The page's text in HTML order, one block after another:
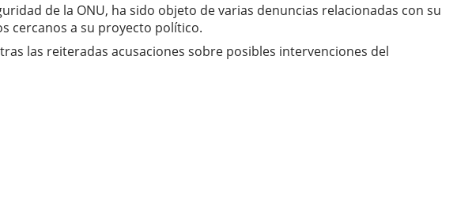
de la ONU, ha sido objeto de varias denuncias relacionadas con su
cercanos a su proyecto político.
las reiteradas acusaciones sobre posibles intervenciones del